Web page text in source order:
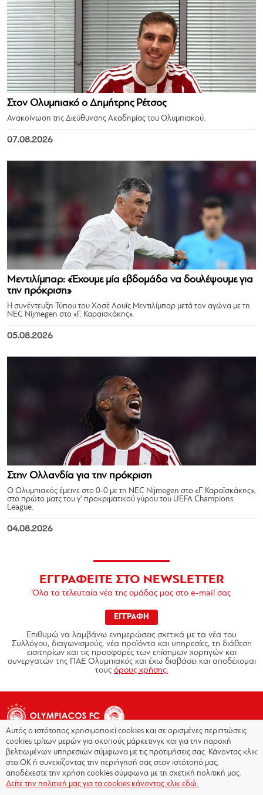
Στον Ολυμπιακό ο Δημήτρης Ρέτσος
Ανακοίνωση της Διεύθυνσης Ακαδημίας του Ολυμπιακού.
07.08.2026
Μεντιλίμπαρ: «Έχουμε μία εβδομάδα να δουλέψουμε για
την πρόκριση»
Η συνέντευξη Τύπου του Χοσέ Λουίς Μεντιλίμπαρ μετά τον αγώνα με τη
NEC Nijmegen στο «Γ. Καραϊσκάκης».
05.08.2026
Στην Ολλανδία για την πρόκριση
Ο Ολυμπιακός έμεινε στο 0-0 με τη NEC Nijmegen στο «Γ. Καραϊσκάκης»,
στο πρώτο ματς του γ’ προκριματικού γύρου του UEFA Champions
League.
04.08.2026
ΕΓΓΡΑΦΕΙΤΕ ΣΤΟ NEWSLETTER
Όλα τα τελευταία νέα της ομάδας μας στο e-mail σας
ΕΓΓΡΑΦΗ
Επιθυμώ να λαμβάνω ενημερώσεις σχετικά με τα νέα του
Συλλόγου, διαγωνισμούς, νέα προϊόντα και υπηρεσίες, τη διάθεση
εισιτηρίων και τις προσφορές των επίσημων χορηγών και
συνεργατών της ΠΑΕ Ολυμπιακός και έχω διαβάσει και αποδέχομαι
τους όρους χρήσης.
Copyright © 2026 - Olympiacos.org
Όροι χρήσης|Πολιτική Απορρήτου|Πολιτική
Αυτός ο ιστότοπος χρησιμοποιεί cookies και σε ορισμένες περιπτώσεις
cookies τρίτων μερών για σκοπούς μάρκετινγκ και για την παροχή
βελτιωμένων υπηρεσιών σύμφωνα με τις προτιμήσεις σας. Κάνοντας κλικ
στο OK ή συνεχίζοντας την περιήγησή σας στον ιστότοπό μας,
αποδέχεστε την χρήση cookies σύμφωνα με τη σχετική πολιτική μας.
Δείτε την πολιτική μας για τα cookies κάνοντας κλικ εδώ.